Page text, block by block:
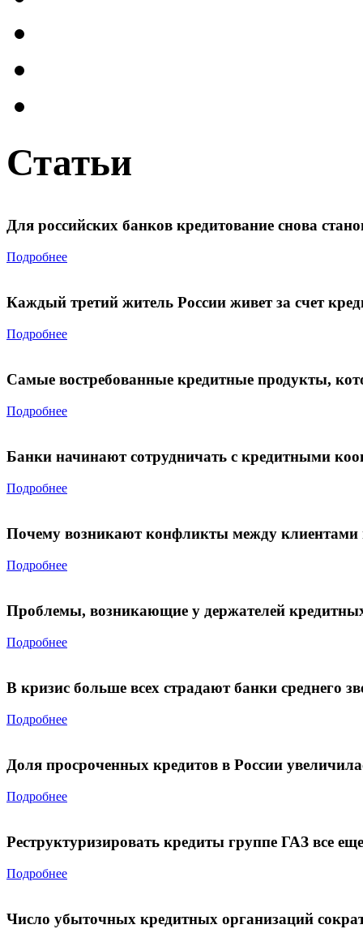
Статьи
Для российских банков кредитование снова
Подробнее
Каждый третий житель России живет за счет
Подробнее
Самые востребованные кредитные продукты,
Подробнее
Банки начинают сотрудничать с кредитными
Подробнее
Почему возникают конфликты между клиентами
Подробнее
Проблемы, возникающие у держателей
Подробнее
В кризис больше всех страдают банки среднего
Подробнее
Доля просроченных кредитов в России
Подробнее
Реструктуризировать кредиты группе ГАЗ все
Подробнее
Число убыточных кредитных организаций